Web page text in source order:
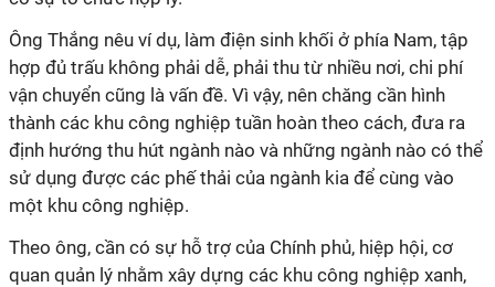
Ông Thắng nêu ví dụ, làm điện sinh khối ở phía Nam, tập
hợp đủ trấu không phải dễ, phải thu từ nhiều nơi, chi phí
vận chuyển cũng là vấn đề. Vì vậy, nên chăng cần hình
thành các khu công nghiệp tuần hoàn theo cách, đưa ra
định hướng thu hút ngành nào và những ngành nào có thể
sử dụng được các phế thải của ngành kia để cùng vào
một khu công nghiệp.
Theo ông, cần có sự hỗ trợ của Chính phủ, hiệp hội, cơ
quan quản lý nhằm xây dựng các khu công nghiệp xanh,